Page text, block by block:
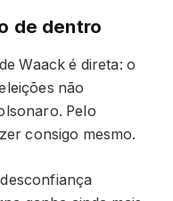
de dentro
Waack é direta: o
não
Pelo
consigo mesmo.